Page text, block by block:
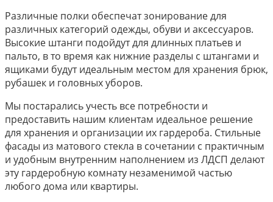
Различные полки обеспечат зонирование для
различных категорий одежды, обуви и аксессуаров.
Высокие штанги подойдут для длинных платьев и
пальто, в то время как нижние разделы с штангами и
ящиками будут идеальным местом для хранения брюк,
рубашек и головных уборов.
Мы постарались учесть все потребности и
предоставить нашим клиентам идеальное решение
для хранения и организации их гардероба. Стильные
фасады из матового стекла в сочетании с практичным
и удобным внутренним наполнением из ЛДСП делают
эту гардеробную комнату незаменимой частью
любого дома или квартиры.